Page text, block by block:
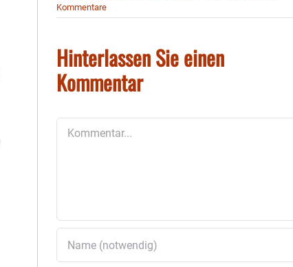
Kommentare
Hinterlassen Sie einen
Kommentar